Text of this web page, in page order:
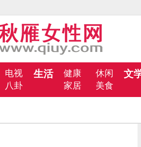
电视
八卦
生活 健康
休闲
家居
美食
文